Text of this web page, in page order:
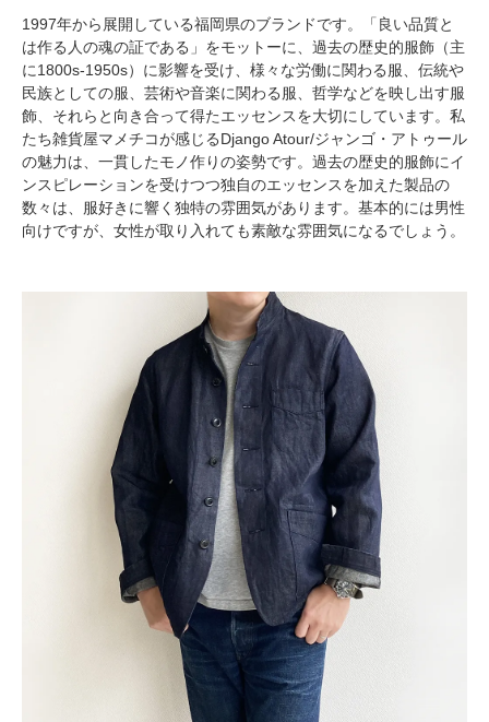
1997年から展開している福岡県のブランドです。「良い品質と
は作る人の魂の証である」をモットーに、過去の歴史的服飾（主
に1800s-1950s）に影響を受け、様々な労働に関わる服、伝統や
民族としての服、芸術や音楽に関わる服、哲学などを映し出す服
飾、それらと向き合って得たエッセンスを大切にしています。私
たち雑貨屋マメチコが感じるDjango Atour/ジャンゴ・アトゥール
の魅力は、一貫したモノ作りの姿勢です。過去の歴史的服飾にイ
ンスピレーションを受けつつ独自のエッセンスを加えた製品の
数々は、服好きに響く独特の雰囲気があります。基本的には男性
向けですが、女性が取り入れても素敵な雰囲気になるでしょう。